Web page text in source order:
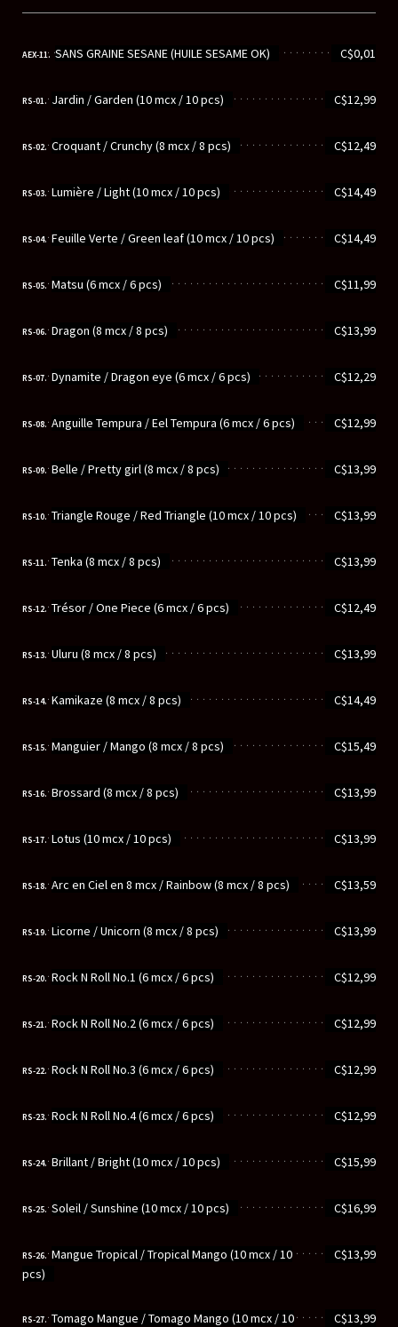
AEX-11. C$0,01
SANS GRAINE SESANE (HUILE SESAME OK)
RS-01. C$12,99
Jardin / Garden (10 mcx / 10 pcs)
RS-02. C$12,49
Croquant / Crunchy (8 mcx / 8 pcs)
RS-03. C$14,49
Lumière / Light (10 mcx / 10 pcs)
RS-04. C$14,49
Feuille Verte / Green leaf (10 mcx / 10 pcs)
RS-05. C$11,99
Matsu (6 mcx / 6 pcs)
RS-06. C$13,99
Dragon (8 mcx / 8 pcs)
RS-07. C$12,29
Dynamite / Dragon eye (6 mcx / 6 pcs)
RS-08. C$12,99
Anguille Tempura / Eel Tempura (6 mcx / 6 pcs)
RS-09. C$13,99
Belle / Pretty girl (8 mcx / 8 pcs)
RS-10. C$13,99
Triangle Rouge / Red Triangle (10 mcx / 10 pcs)
RS-11. C$13,99
Tenka (8 mcx / 8 pcs)
RS-12. C$12,49
Trésor / One Piece (6 mcx / 6 pcs)
RS-13. C$13,99
Uluru (8 mcx / 8 pcs)
RS-14. C$14,49
Kamikaze (8 mcx / 8 pcs)
RS-15. C$15,49
Manguier / Mango (8 mcx / 8 pcs)
RS-16. C$13,99
Brossard (8 mcx / 8 pcs)
RS-17. C$13,99
Lotus (10 mcx / 10 pcs)
RS-18. C$13,59
Arc en Ciel en 8 mcx / Rainbow (8 mcx / 8 pcs)
RS-19. C$13,99
Licorne / Unicorn (8 mcx / 8 pcs)
RS-20. C$12,99
Rock N Roll No.1 (6 mcx / 6 pcs)
RS-21. C$12,99
Rock N Roll No.2 (6 mcx / 6 pcs)
RS-22. C$12,99
Rock N Roll No.3 (6 mcx / 6 pcs)
RS-23. C$12,99
Rock N Roll No.4 (6 mcx / 6 pcs)
RS-24. C$15,99
Brillant / Bright (10 mcx / 10 pcs)
RS-25. C$16,99
Soleil / Sunshine (10 mcx / 10 pcs)
RS-26. C$13,99
Mangue Tropical / Tropical Mango (10 mcx / 10
pcs)
RS-27. C$13,99
Tomago Mangue / Tomago Mango (10 mcx / 10